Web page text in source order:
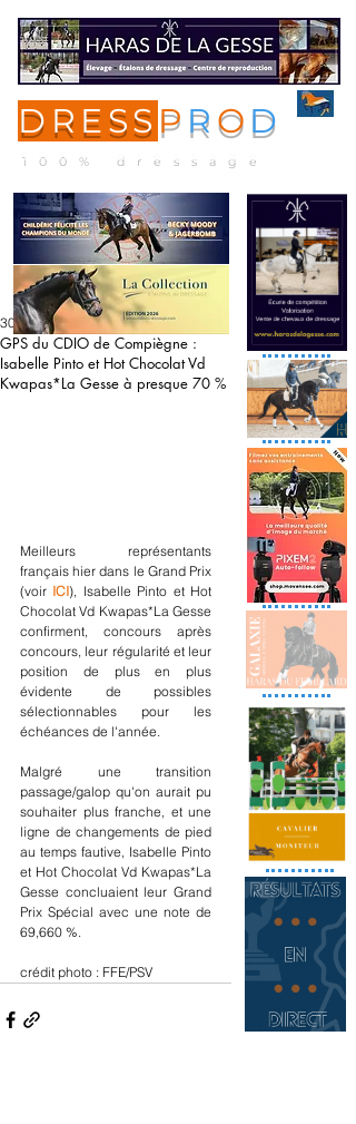
DRESS P R O D
100% dressage
GPS du CDIO de Compiègne :
Isabelle Pinto et Hot Chocolat Vd
Kwapas*La Gesse à presque 70 %
30 mai 2021
Meilleurs représentants
français hier dans le Grand Prix
(voir ICI), Isabelle Pinto et Hot
Chocolat Vd Kwapas*La Gesse
confirment, concours après
concours, leur régularité et leur
position de plus en plus
évidente de possibles
sélectionnables pour les
échéances de l'année.
Malgré une transition
passage/galop qu'on aurait pu
souhaiter plus franche, et une
ligne de changements de pied
au temps fautive, Isabelle Pinto
et Hot Chocolat Vd Kwapas*La
Gesse concluaient leur Grand
Prix Spécial avec une note de
69,660 %.
crédit photo : FFE/PSV